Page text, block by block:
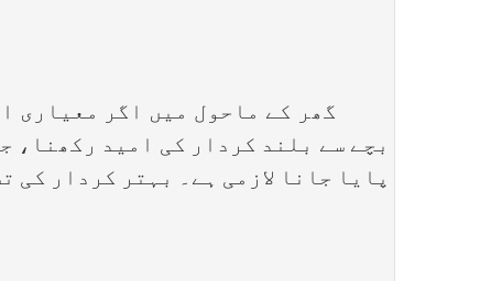
گھر کے ماحول میں اگر معیاری
بچے سے بلند کردار کی امید رکھنا،
پایا جانا لازمی ہے۔ بہتر کردار کی